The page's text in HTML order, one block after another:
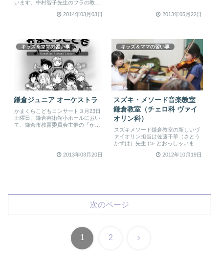
います。中村智子先生のフラの教室
2014年03月03日
2013年05月22日
キッズ＆ママの習い事
鎌倉ジュニア オーケストラ
かまくらこどもコンサート３月23日
土曜日、鎌倉芸術館小ホールにおい
て、鎌倉市教育委員会主催の『かま
2013年03月20日
キッズ＆ママの習い事
スズキ・メソード音楽教室
鎌倉教室（チェロ科 ヴァイ
オリン科）
スズキメソード鎌倉教室の新しいヴ
ァイオリン担当は佐藤千華（さとう
かずは）先生 (≫ とおっしゃいま
2012年10月19日
次のページ
1 2 次